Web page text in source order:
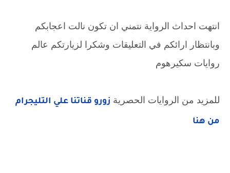
روايات سكيرهوم
للمزيد من الروايات الحصرية
من هنا